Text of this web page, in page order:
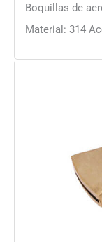
Boquillas de
Material: 314